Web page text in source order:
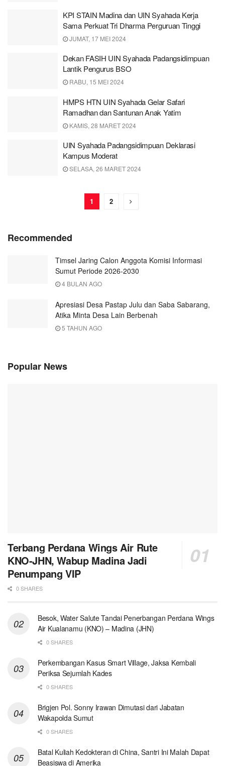
KPI STAIN Madina dan UIN Syahada Kerja
Sama Perkuat Tri Dharma Perguruan Tinggi
JUMAT, 17 MEI 2024
Dekan FASIH UIN Syahada Padangsidimpuan
Lantik Pengurus BSO
RABU, 15 MEI 2024
HMPS HTN UIN Syahada Gelar Safari
Ramadhan dan Santunan Anak Yatim
KAMIS, 28 MARET 2024
UIN Syahada Padangsidimpuan Deklarasi
Kampus Moderat
SELASA, 26 MARET 2024
1 2
Recommended
Timsel Jaring Calon Anggota Komisi Informasi
Sumut Periode 2026-2030
4 BULAN AGO
Apresiasi Desa Pastap Julu dan Saba Sabarang,
Atika Minta Desa Lain Berbenah
5 TAHUN AGO
Popular News
Terbang Perdana Wings Air Rute
KNO-JHN, Wabup Madina Jadi
Penumpang VIP
0 SHARES
Besok, Water Salute Tandai Penerbangan Perdana Wings
Air Kualanamu (KNO) – Madina (JHN)
0 SHARES
Perkembangan Kasus Smart Village, Jaksa Kembali
Periksa Sejumlah Kades
0 SHARES
Brigjen Pol. Sonny Irawan Dimutasi dari Jabatan
Wakapolda Sumut
0 SHARES
Batal Kuliah Kedokteran di China, Santri Ini Malah Dapat
Beasiswa di Amerika